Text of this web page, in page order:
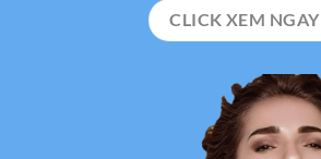
CLICK XEM NGAY